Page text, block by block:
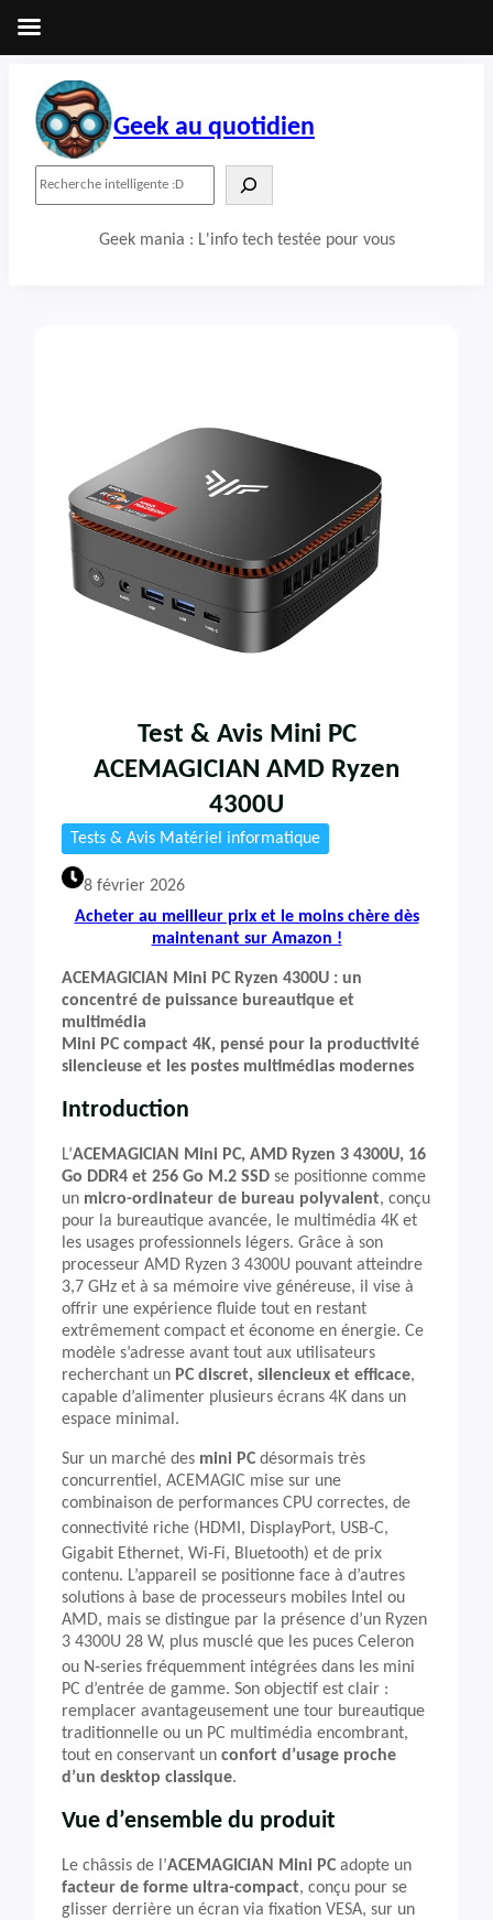
contenu
Geek au quotidien
Geek mania : L'info tech testée pour vous
Test & Avis Mini PC
ACEMAGICIAN AMD Ryzen
4300U
Tests & Avis Matériel informatique
8 février 2026
Acheter au meilleur prix et le moins chère dès
maintenant sur Amazon !
ACEMAGICIAN Mini PC Ryzen 4300U : un
concentré de puissance bureautique et
multimédia
Mini PC compact 4K, pensé pour la productivité
silencieuse et les postes multimédias modernes
Introduction
L’ACEMAGICIAN Mini PC, AMD Ryzen 3 4300U, 16
Go DDR4 et 256 Go M.2 SSD se positionne comme
un micro-ordinateur de bureau polyvalent, conçu
pour la bureautique avancée, le multimédia 4K et
les usages professionnels légers. Grâce à son
processeur AMD Ryzen 3 4300U pouvant atteindre
3,7 GHz et à sa mémoire vive généreuse, il vise à
offrir une expérience fluide tout en restant
extrêmement compact et économe en énergie. Ce
modèle s’adresse avant tout aux utilisateurs
recherchant un PC discret, silencieux et efficace,
capable d’alimenter plusieurs écrans 4K dans un
espace minimal.
Sur un marché des mini PC désormais très
concurrentiel, ACEMAGIC mise sur une
combinaison de performances CPU correctes, de
connectivité riche (HDMI, DisplayPort, USB‑C,
Gigabit Ethernet, Wi‑Fi, Bluetooth) et de prix
contenu. L’appareil se positionne face à d’autres
solutions à base de processeurs mobiles Intel ou
AMD, mais se distingue par la présence d’un Ryzen
3 4300U 28 W, plus musclé que les puces Celeron
ou N‑series fréquemment intégrées dans les mini
PC d’entrée de gamme. Son objectif est clair :
remplacer avantageusement une tour bureautique
traditionnelle ou un PC multimédia encombrant,
tout en conservant un confort d’usage proche
d’un desktop classique.
Vue d’ensemble du produit
Le châssis de l’ACEMAGICIAN Mini PC adopte un
facteur de forme ultra-compact, conçu pour se
glisser derrière un écran via fixation VESA, sur un